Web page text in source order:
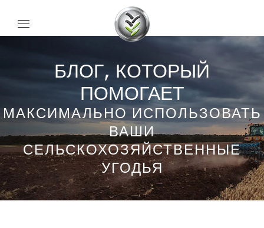
БЛОГ, КОТОРЫЙ
ПОМОГАЕТ
МАКСИМАЛЬНО ИСПОЛЬЗОВАТЬ
ВАШИ
СЕЛЬСКОХОЗЯЙСТВЕННЫЕ
УГОДЬЯ